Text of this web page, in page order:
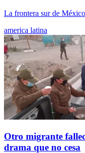
La frontera sur de
america latina
Otro migrante
drama que no cesa